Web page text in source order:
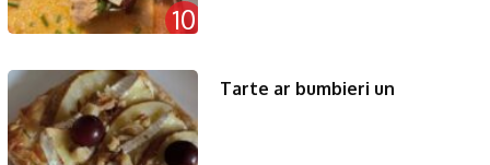
10
Tarte ar bumbieri un